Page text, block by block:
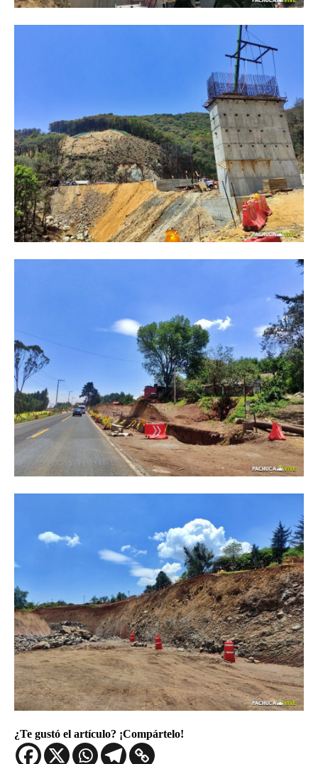
¿Te gustó el artículo? ¡Compártelo!